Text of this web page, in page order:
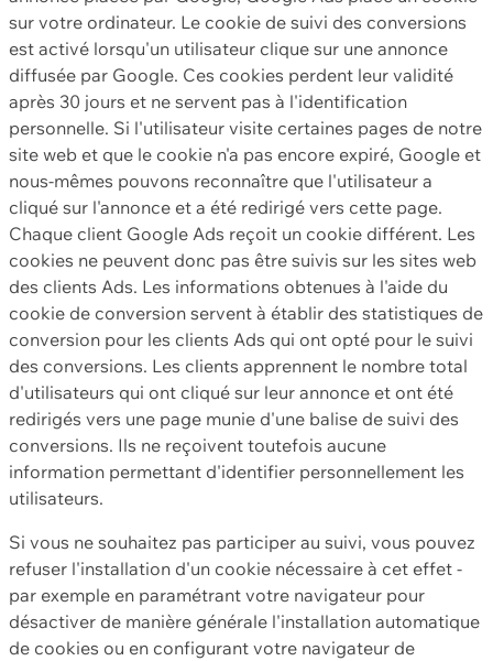
sur votre ordinateur. Le cookie de suivi des conversions
est activé lorsqu'un utilisateur clique sur une annonce
diffusée par Google. Ces cookies perdent leur validité
après 30 jours et ne servent pas à l'identification
personnelle. Si l'utilisateur visite certaines pages de notre
site web et que le cookie n'a pas encore expiré, Google et
nous-mêmes pouvons reconnaître que l'utilisateur a
cliqué sur l'annonce et a été redirigé vers cette page.
Chaque client Google Ads reçoit un cookie différent. Les
cookies ne peuvent donc pas être suivis sur les sites web
des clients Ads. Les informations obtenues à l'aide du
cookie de conversion servent à établir des statistiques de
conversion pour les clients Ads qui ont opté pour le suivi
des conversions. Les clients apprennent le nombre total
d'utilisateurs qui ont cliqué sur leur annonce et ont été
redirigés vers une page munie d'une balise de suivi des
conversions. Ils ne reçoivent toutefois aucune
information permettant d'identifier personnellement les
utilisateurs.
Si vous ne souhaitez pas participer au suivi, vous pouvez
refuser l'installation d'un cookie nécessaire à cet effet -
par exemple en paramétrant votre navigateur pour
désactiver de manière générale l'installation automatique
de cookies ou en configurant votre navigateur de